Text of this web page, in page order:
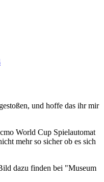
und hoffe das ihr mir
World Cup Spielautomat
mehr so sicher ob es sich
dazu finden bei "Museum